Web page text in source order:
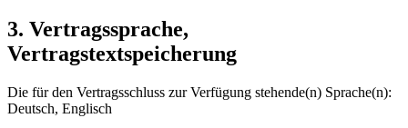
3. Vertragssprache,
Vertragstextspeicherung
Die für den Vertragsschluss zur Verfügung stehende(n) Sprache(n):
Deutsch, Englisch